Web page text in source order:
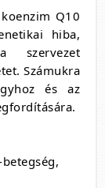
Q10
hiba,
szervezet
Számukra
és az